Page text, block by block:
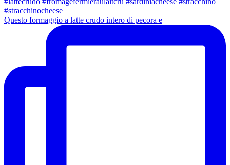
Questo formaggio a latte crudo intero di pecora e